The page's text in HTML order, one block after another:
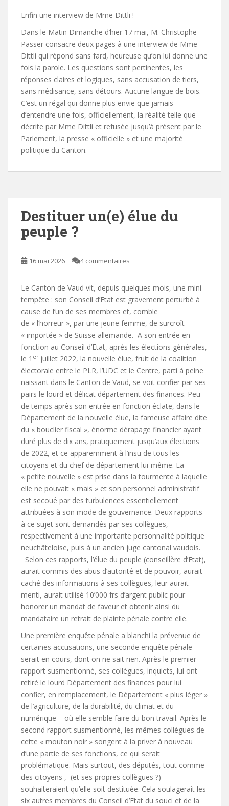
Enfin une interview de Mme Dittli !
Dans le Matin Dimanche d’hier 17 mai, M. Christophe
Passer consacre deux pages à une interview de Mme
Dittli qui répond sans fard, heureuse qu’on lui donne une
fois la parole. Les questions sont pertinentes, les
réponses claires et logiques, sans accusation de tiers,
sans médisance, sans détours. Aucune langue de bois.
C’est un régal qui donne plus envie que jamais
d’entendre une fois, officiellement, la réalité telle que
décrite par Mme Dittli et refusée jusqu’à présent par le
Parlement, la presse « officielle » et une majorité
politique du Canton.
Destituer un(e) élue du
peuple ?
16 mai 2026 4 commentaires
Le Canton de Vaud vit, depuis quelques mois, une mini-
tempête : son Conseil d’Etat est gravement perturbé à
cause de l’un de ses membres et, comble
de « l’horreur », par une jeune femme, de surcroît
« importée » de Suisse allemande. A son entrée en
fonction au Conseil d’Etat, après les élections générales,
le 1 erjuillet 2022, la nouvelle élue, fruit de la coalition
électorale entre le PLR, l’UDC et le Centre, parti à peine
naissant dans le Canton de Vaud, se voit confier par ses
pairs le lourd et délicat département des finances. Peu
de temps après son entrée en fonction éclate, dans le
Département de la nouvelle élue, la fameuse affaire dite
du « bouclier fiscal », énorme dérapage financier ayant
duré plus de dix ans, pratiquement jusqu’aux élections
de 2022, et ce apparemment à l’insu de tous les
citoyens et du chef de département lui-même. La
« petite nouvelle » est prise dans la tourmente à laquelle
elle ne pouvait « mais » et son personnel administratif
est secoué par des turbulences essentiellement
attribuées à son mode de gouvernance. Deux rapports
à ce sujet sont demandés par ses collègues,
respectivement à une importante personnalité politique
neuchâteloise, puis à un ancien juge cantonal vaudois.
Selon ces rapports, l’élue du peuple (conseillère d’Etat),
aurait commis des abus d’autorité et de pouvoir, aurait
caché des informations à ses collègues, leur aurait
menti, aurait utilisé 10’000 frs d’argent public pour
honorer un mandat de faveur et obtenir ainsi du
mandataire un retrait de plainte pénale contre elle.
Une première enquête pénale a blanchi la prévenue de
certaines accusations, une seconde enquête pénale
serait en cours, dont on ne sait rien. Après le premier
rapport susmentionné, ses collègues, inquiets, lui ont
retiré le lourd Département des finances pour lui
confier, en remplacement, le Département « plus léger »
de l’agriculture, de la durabilité, du climat et du
numérique – où elle semble faire du bon travail. Après le
second rapport susmentionné, les mêmes collègues de
cette « mouton noir » songent à la priver à nouveau
d’une partie de ses fonctions, ce qui serait
problématique. Mais surtout, des députés, tout comme
des citoyens , (et ses propres collègues ?)
souhaiteraient qu’elle soit destituée. Cela soulagerait les
six autres membres du Conseil d’Etat du souci et de la